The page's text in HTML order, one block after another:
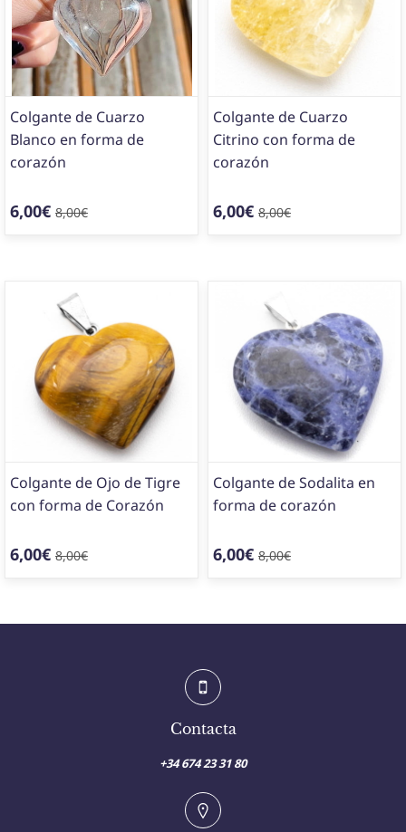
Colgante de Cuarzo
Blanco en forma de
corazón
6,00€ 8,00€
Colgante de Cuarzo
Citrino con forma de
corazón
6,00€ 8,00€
Colgante de Ojo de Tigre
con forma de Corazón
6,00€ 8,00€
Colgante de Sodalita en
forma de corazón
6,00€ 8,00€
Contacta
+34 674 23 31 80